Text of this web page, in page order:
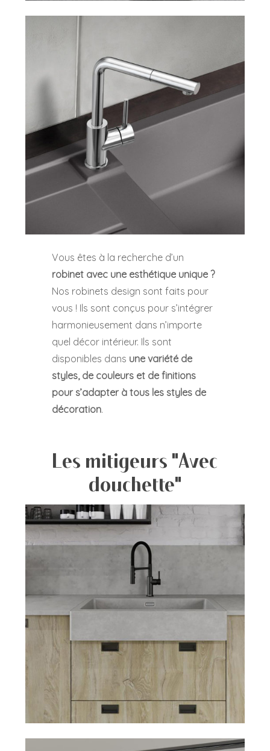
Vous êtes à la recherche d’un
robinet avec une esthétique unique ?
Nos robinets design sont faits pour
vous ! Ils sont conçus pour s’intégrer
harmonieusement dans n’importe
quel décor intérieur. Ils sont
disponibles dans une variété de
styles, de couleurs et de finitions
pour s’adapter à tous les styles de
décoration.
Les mitigeurs "Avec
douchette"